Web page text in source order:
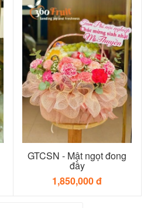
GTCSN - Mật ngọt đong
đầy
1,850,000 đ